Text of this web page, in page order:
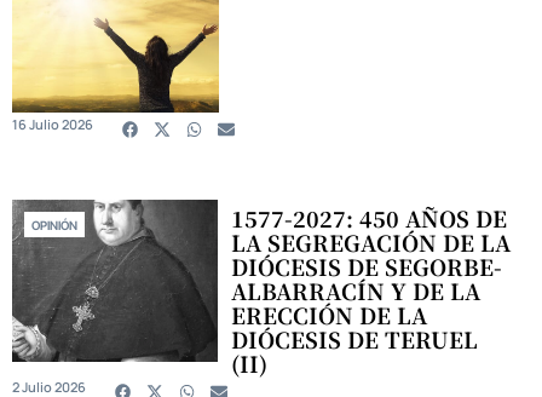
16 Julio 2026
OPINIÓN 1577-2027: 450 AÑOS DE
LA SEGREGACIÓN DE LA
DIÓCESIS DE SEGORBE-
ALBARRACÍN Y DE LA
ERECCIÓN DE LA
DIÓCESIS DE TERUEL
(II)
2 Julio 2026